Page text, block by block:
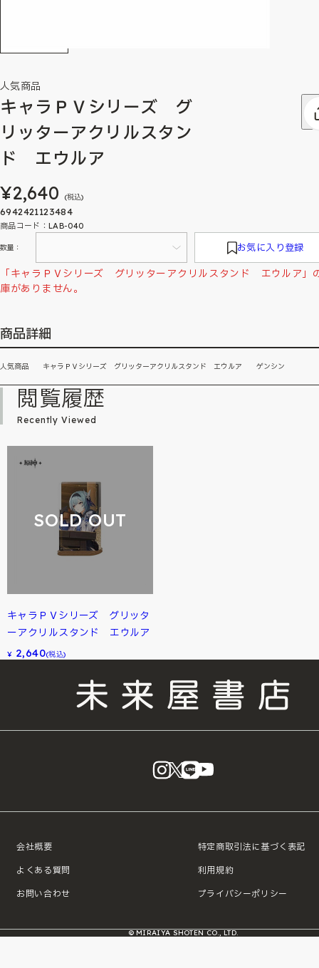
人気商品
キャラＰＶシリーズ グ
リッターアクリルスタン
ド エウルア
¥2,640 (税込)
6942421123484
商品コード：LAB-040
数量： お気に入り登録
「キャラＰＶシリーズ グリッターアクリルスタンド エウルア」
庫がありません。
商品詳細
人気商品 キャラＰＶシリーズ グリッターアクリルスタンド エウルア ゲンシン
閲覧履歴
Recently Viewed
SOLD OUT
キャラＰＶシリーズ グリッタ
ーアクリルスタンド エウルア
¥ 2,640(税込)
instagram
X LINE
会社概要
よくある質問
お問い合わせ
特定商取引法に基づく表記
利用規約
プライバシーポリシー
© MIRAIYA SHOTEN CO., LTD.